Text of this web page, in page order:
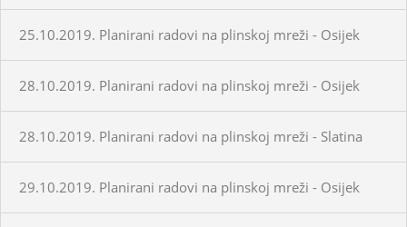
25.10.2019. Planirani radovi na plinskoj mreži - Osijek
28.10.2019. Planirani radovi na plinskoj mreži - Osijek
28.10.2019. Planirani radovi na plinskoj mreži - Slatina
29.10.2019. Planirani radovi na plinskoj mreži - Osijek